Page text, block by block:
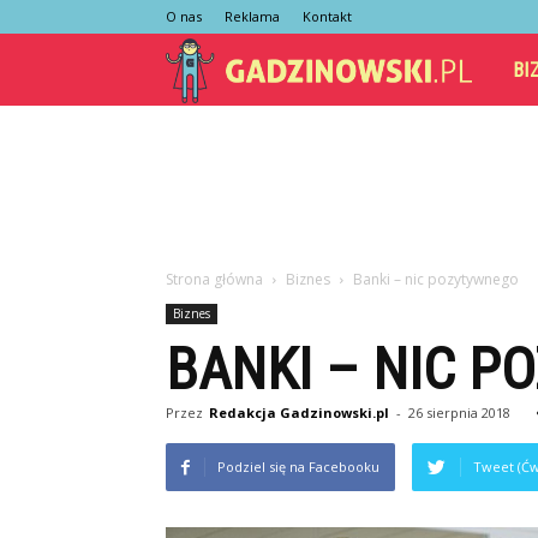
O nas Reklama Kontakt
Strona główna Biznes Banki – nic pozytywnego
Biznes
BANKI – NIC
Przez Redakcja Gadzinowski.pl - 26 sierpnia 2018
Podziel się na Facebooku Tweet